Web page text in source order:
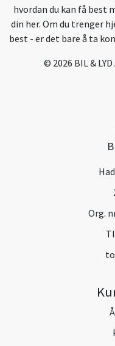
hvordan du kan få best
din her. Om du trenger
best - er det bare å ta
© 2026 BIL &
Org.